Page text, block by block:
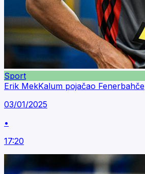
Sport
Erik MekKalum pojačao Fenerbahče
03/01/2025
•
17:20